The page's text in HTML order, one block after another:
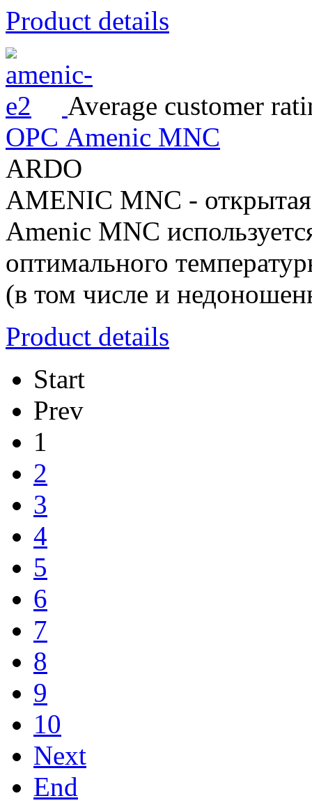
Product details
Average customer
ОРС Amenic MNC
ARDO
AMENIC MNC -
Amenic MNC
оптимального
(в том числе и
Product details
Start
Prev
1
2
3
4
5
6
7
8
9
10
Next
End